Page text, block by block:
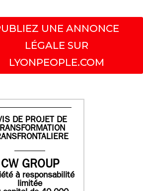
UNE ANNONCE
LÉGALE SUR
LYONPEOPLE.COM
DE PROJET DE
CW GROUP
à responsabilité
limitée